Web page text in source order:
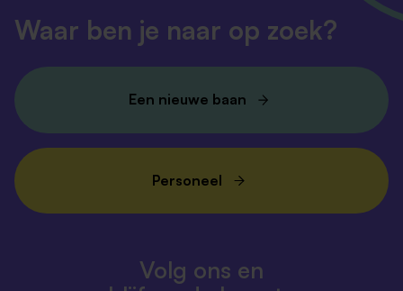
Waar ben je naar op zoek?
Een nieuwe baan
Personeel
Volg ons en